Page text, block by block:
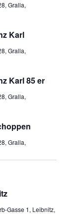
Gralla,
Karl
Gralla,
Karl 85 er
Gralla,
Gralla,
Gasse 1, Leibnitz,